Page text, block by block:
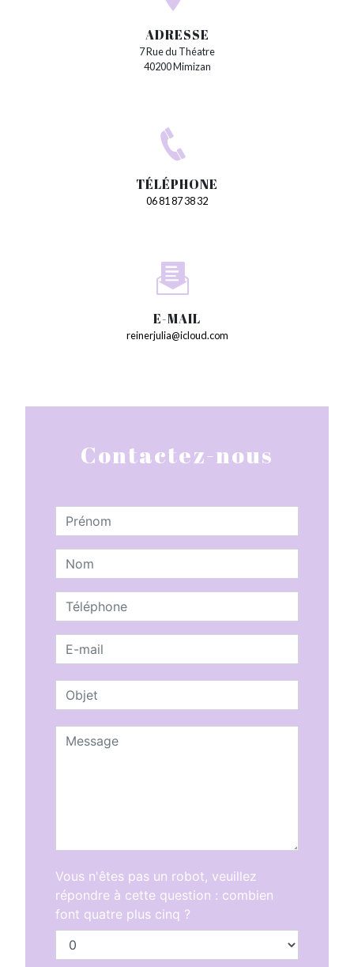
ADRESSE
7 Rue du Théatre
40200 Mimizan
TÉLÉPHONE
06 81 87 38 32
E-MAIL
reinerjulia@icloud.com
Contactez-nous
Vous n'êtes pas un robot, veuillez
répondre à cette question : combien
font quatre plus cinq ?